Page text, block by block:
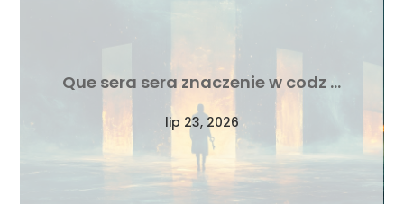
Que sera sera znaczenie w codz …
lip 23, 2026